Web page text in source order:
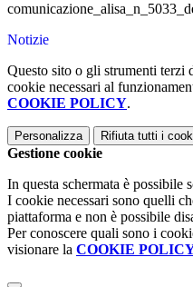
Notizie
Questo sito o gli strumenti terzi
cookie necessari al
COOKIE POLICY.
Personalizza Rifiuta tutti i
Gestione cookie
In questa schermata è possibile
I cookie necessari sono quelli
piattaforma e non è possibile
Per conoscere quali sono i
visionare la COOKIE